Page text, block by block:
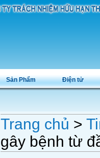
Sản Phẩm Điện tử
Trang chủ >
gây bệnh từ